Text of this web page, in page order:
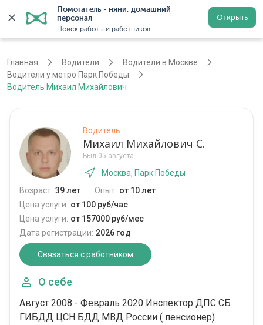
Помогатель - няни, домашний
персонал
Поиск работы и работников
Открыть
Регистрация
Главная Водители
Водители в Москве
Водители у метро Парк Победы
Водитель Михаил Михайлович
Водитель
Михаил Михайлович С.
Был 05 августа
Москва, Парк Победы
Возраст: 39 лет Опыт: от 10 лет
Цена услуги: от 100 руб/час
Цена услуги: от 157000 руб/мес
Дата регистрации: 2026 год
Связаться с работником
О себе
Август 2008 - Февраль 2020 Инспектор ДПС СБ
ГИБДД ЦСН БДД МВД России ( пенсионер)